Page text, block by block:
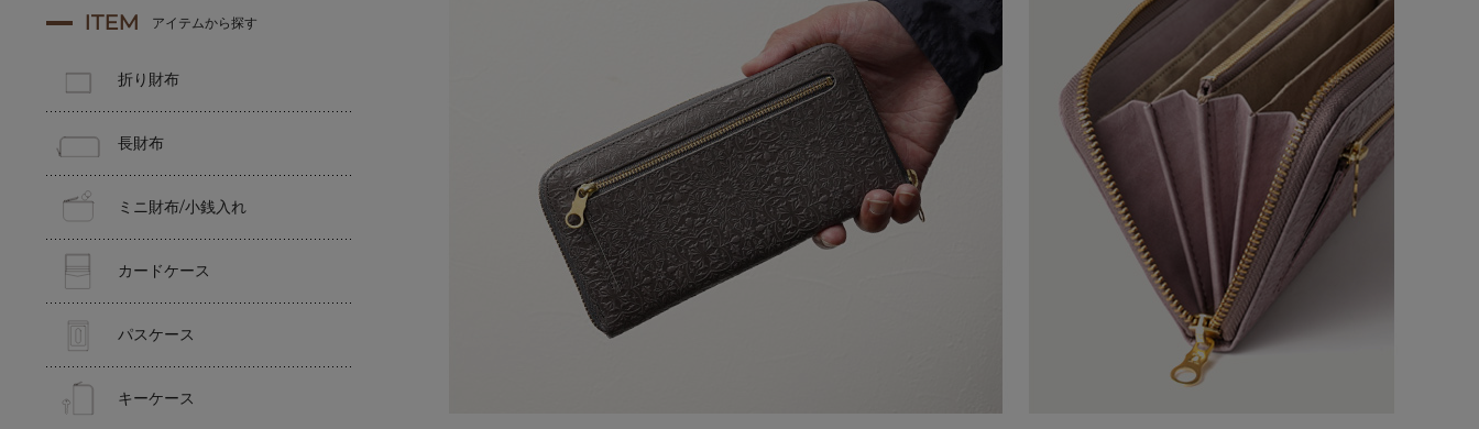
ITEM アイテムから探す
折り財布
長財布
ミニ財布/小銭入れ
カードケース
パスケース
キーケース